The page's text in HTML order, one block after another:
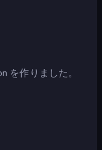
を作りました。